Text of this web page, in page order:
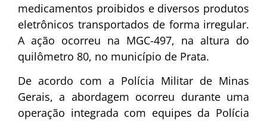
medicamentos proibidos e diversos produtos
eletrônicos transportados de forma irregular.
A ação ocorreu na MGC-497, na altura do
quilômetro 80, no município de Prata.
De acordo com a Polícia Militar de Minas
Gerais, a abordagem ocorreu durante uma
operação integrada com equipes da Polícia